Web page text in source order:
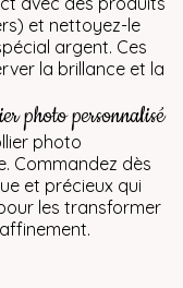
et nettoyez-le
argent. Ces
la brillance et la
photo personnalisé
photo
Commandez dès
et précieux qui
les transformer